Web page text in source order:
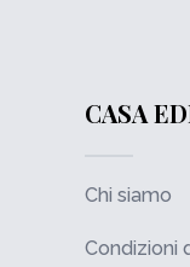
CASA
Chi siamo
Condizioni